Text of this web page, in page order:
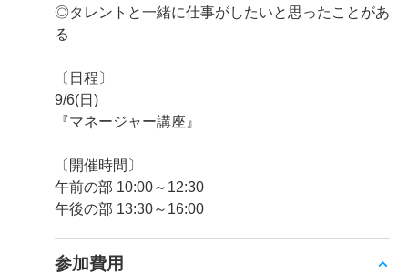
◎タレントと一緒に仕事がしたいと思ったことがあ
る
〔日程〕
9/6(日)
『マネージャー講座』
〔開催時間〕
午前の部 10:00～12:30
午後の部 13:30～16:00
参加費用